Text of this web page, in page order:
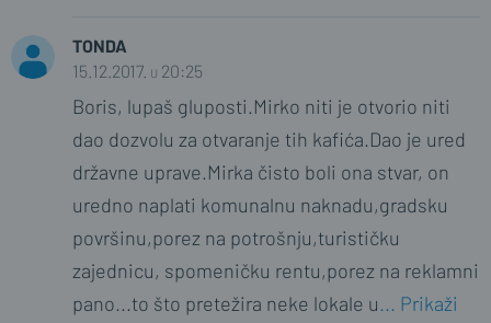
TONDA
15.12.2017. u 20:25
Boris, lupaš gluposti.Mirko niti je otvorio niti
dao dozvolu za otvaranje tih kafića.Dao je ured
državne uprave.Mirka čisto boli ona stvar, on
uredno naplati komunalnu naknadu,gradsku
površinu,porez na potrošnju,turističku
zajednicu, spomeničku rentu,porez na reklamni
pano...to što pretežira neke lokale u... Prikaži